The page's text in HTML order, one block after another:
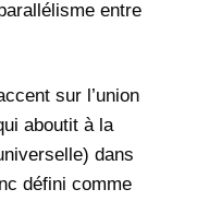
entre
sur l’union
aboutit à la
dans
défini comme